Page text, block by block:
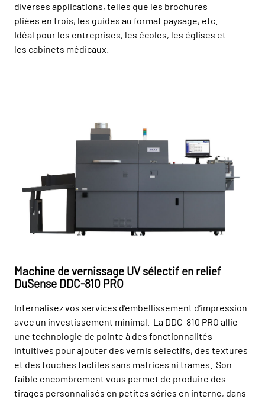
diverses applications, telles que les brochures
pliées en trois, les guides au format paysage, etc.
Idéal pour les entreprises, les écoles, les églises et
les cabinets médicaux.
Machine de vernissage UV sélectif en relief
DuSense DDC-810 PRO
Internalisez vos services d’embellissement d’impression
avec un investissement minimal. La DDC-810 PRO allie
une technologie de pointe à des fonctionnalités
intuitives pour ajouter des vernis sélectifs, des textures
et des touches tactiles sans matrices ni trames. Son
faible encombrement vous permet de produire des
tirages personnalisés en petites séries en interne, dans